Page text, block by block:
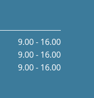
9.00 - 16.00
9.00 - 16.00
9.00 - 16.00